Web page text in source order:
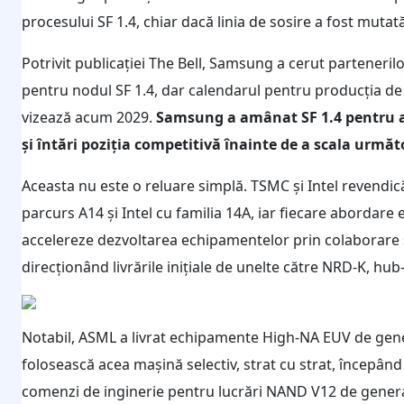
procesului SF 1.4, chiar dacă linia de sosire a fost
Potrivit publicației The Bell, Samsung a cerut
pentru nodul SF 1.4, dar calendarul pentru producția
vizează acum 2029. Samsung a amânat SF 1.4
și întări poziția competitivă înainte de a scala
Aceasta nu este o reluare simplă. TSMC și Intel
parcurs A14 și Intel cu familia 14A, iar fiecare
accelereze dezvoltarea echipamentelor prin
direcționând livrările inițiale de unelte către NRD-K,
Notabil, ASML a livrat echipamente High-NA EUV de
folosească acea mașină selectiv, strat cu strat,
comenzi de inginerie pentru lucrări NAND V12 de